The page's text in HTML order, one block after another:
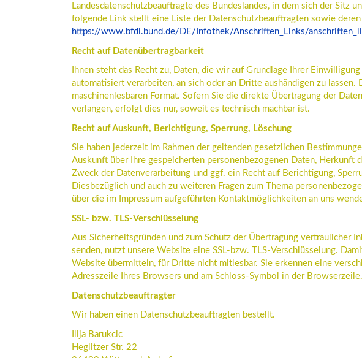
Landesdatenschutzbeauftragte des Bundeslandes, in dem sich der Sitz
folgende Link stellt eine Liste der Datenschutzbeauftragten sowie
https://www.bfdi.bund.de/DE/Infothek/Anschriften_Links/
Recht auf Datenübertragbarkeit
Ihnen steht das Recht zu, Daten, die wir auf Grundlage Ihrer
automatisiert verarbeiten, an sich oder an Dritte aushändigen zu
maschinenlesbaren Format. Sofern Sie die direkte Übertragung der
verlangen, erfolgt dies nur, soweit es technisch machbar ist.
Recht auf Auskunft, Berichtigung, Sperrung, Löschung
Sie haben jederzeit im Rahmen der geltenden gesetzlichen
Auskunft über Ihre gespeicherten personenbezogenen Daten, Herkunft
Zweck der Datenverarbeitung und ggf. ein Recht auf Berichtigung,
Diesbezüglich und auch zu weiteren Fragen zum Thema
über die im Impressum aufgeführten Kontaktmöglichkeiten an uns
SSL- bzw. TLS-Verschlüsselung
Aus Sicherheitsgründen und zum Schutz der Übertragung vertraulicher
senden, nutzt unsere Website eine SSL-bzw. TLS-Verschlüsselung.
Website übermitteln, für Dritte nicht mitlesbar. Sie erkennen eine
Adresszeile Ihres Browsers und am Schloss-Symbol in der Browserzeile.
Datenschutzbeauftragter
Wir haben einen Datenschutzbeauftragten bestellt.
Ilija Barukcic
Heglitzer Str. 22